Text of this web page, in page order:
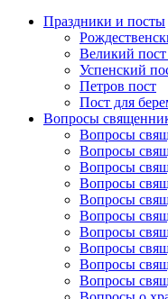
Праздники и посты
Великий
Успенский
Петров пост
Пост для
Вопросы
Вопросы
Вопросы
Вопросы
Вопросы
Вопросы
Вопросы
Вопросы
Вопросы
Вопросы
Вопросы